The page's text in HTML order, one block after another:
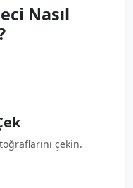
Nasıl
çekin.